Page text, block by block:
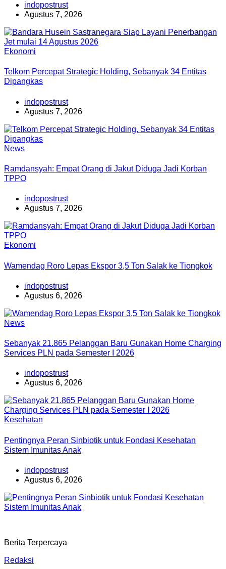
indopostrust
Agustus 7, 2026
Ekonomi
Telkom Percepat Strategic Holding, Sebanyak 34 Entitas
Dipangkas
indopostrust
Agustus 7, 2026
News
Ramdansyah: Empat Orang di Jakut Diduga Jadi Korban
TPPO
indopostrust
Agustus 7, 2026
Ekonomi
Wamendag Roro Lepas Ekspor 3,5 Ton Salak ke Tiongkok
indopostrust
Agustus 6, 2026
News
Sebanyak 21.865 Pelanggan Baru Gunakan Home Charging
Services PLN pada Semester I 2026
indopostrust
Agustus 6, 2026
Kesehatan
Pentingnya Peran Sinbiotik untuk Fondasi Kesehatan
Sistem Imunitas Anak
indopostrust
Agustus 6, 2026
Berita Terpercaya
Redaksi